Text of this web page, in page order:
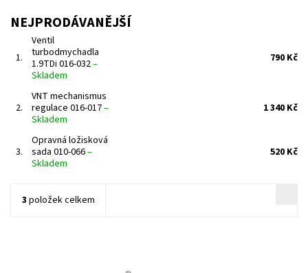
NEJPRODÁVANĚJŠÍ
1.
Ventil
turbodmychadla
1.9TDi 016-032–
Skladem
790 Kč
2.
VNT mechanismus
regulace 016-017–
Skladem
1 340 Kč
3.
Opravná ložisková
sada 010-066–
Skladem
520 Kč
3 položek celkem